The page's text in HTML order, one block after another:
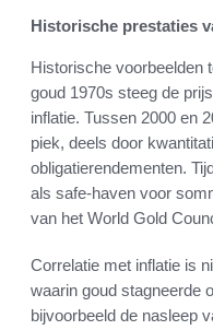
Historische prestaties
Historische voorbeelden
goud 1970s steeg de
inflatie. Tussen 2000 en
piek, deels door
obligatierendementen.
als safe-haven voor
van het World Gold
Correlatie met inflatie is
waarin goud stagneerde
bijvoorbeeld de nasleep